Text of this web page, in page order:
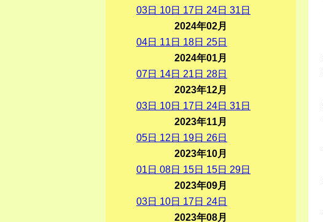
03日 10日 17日 24日 31 日
2024年02月
04日 11 日 18日 25日
2024年01月
07日 14日 21 日 28日
2023年12月
03日 10日 17日 24日 31 日
2023年11月
05日 12 日 19日 26日
2023年10月
01 日 08日 15日 15日 29日
2023年09月
03日 10日 17日 24日
2023年08月